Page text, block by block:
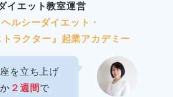
イエット教室運営
ルシーダイエット・
ラクター』起業アカデミー
を立ち上げ
２週間で